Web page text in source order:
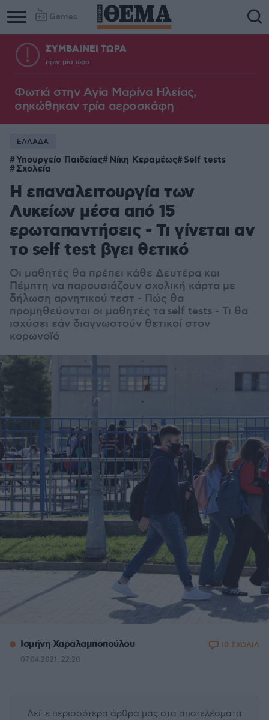
Games
ΣΥΜΒΑΙΝΕΙ ΤΩΡΑ
πριν μία ώρα
Φωτιά στην Aγία Μαρίνα Ηλείας,
σηκώθηκαν τρία αεροσκάφη
ΕΛΛΑΔΑ
Υπουργείο Παιδείας Νίκη Κεραμέως Self tests
Σχολεία
H επαναλειτουργία των
Λυκείων μέσα από 15
ερωταπαντήσεις - Τι γίνεται αν
το self test βγει θετικό
Οι μαθητές θα πρέπει κάθε Δευτέρα και
Πέμπτη να παρουσιάζουν σχολική κάρτα με
δήλωση αρνητικού τεστ - Πώς θα
προμηθεύονται οι μαθητές τα self tests - Τι θα
ισχύσει εάν διαγνωστούν θετικοί στον
κορωνοϊό
Ισμήνη Χαραλαμποπούλου
07.04.2021, 22:20
10 ΣΧΟΛΙΑ
Δείτε περισσότερα άρθρα μας στα αποτελέσματα